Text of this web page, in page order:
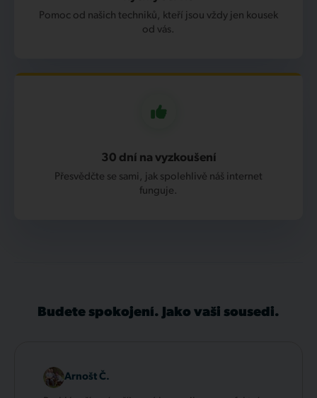
Pomoc od našich techniků, kteří jsou vždy jen kousek
od vás.
30 dní na vyzkoušení
Přesvědčte se sami, jak spolehlivě náš internet
funguje.
Budete spokojení. Jako vaši sousedi.
Arnošt Č.